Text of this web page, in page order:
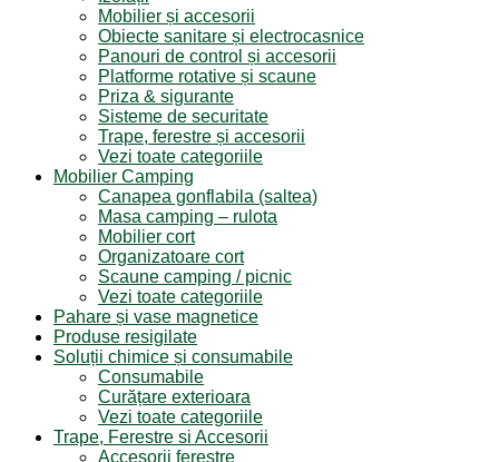
Mobilier și accesorii
Obiecte sanitare și electrocasnice
Panouri de control și accesorii
Platforme rotative și scaune
Priza & sigurante
Sisteme de securitate
Trape, ferestre și accesorii
Vezi toate categoriile
Mobilier Camping
Canapea gonflabila (saltea)
Masa camping – rulota
Mobilier cort
Organizatoare cort
Scaune camping / picnic
Vezi toate categoriile
Pahare și vase magnetice
Produse resigilate
Soluții chimice și consumabile
Consumabile
Curățare exterioara
Vezi toate categoriile
Trape, Ferestre si Accesorii
Accesorii ferestre